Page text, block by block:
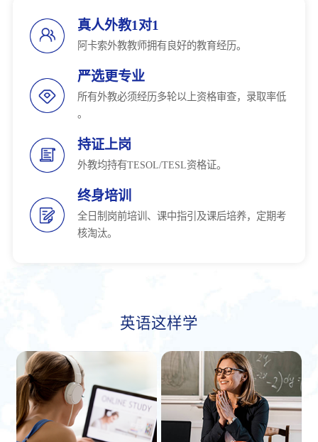
真人外教1对1
阿卡索外教教师拥有良好的教育经历。
严选更专业
所有外教必须经历多轮以上资格审查，录取率低
。
持证上岗
外教均持有TESOL/TESL资格证。
终身培训
全日制岗前培训、课中指引及课后培养，定期考
核淘汰。
英语这样学